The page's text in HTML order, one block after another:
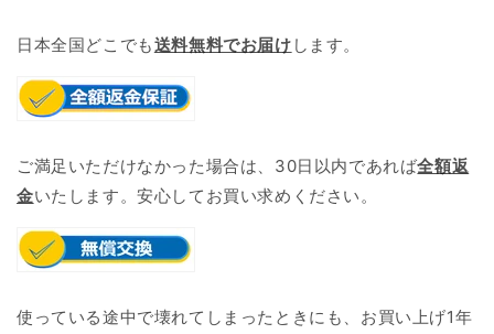
日本全国どこでも送料無料でお届け します。
ご満足いただけなかった場合は、30日以内であれば全額返
金いたします。安心してお買い求めください。
使っている途中で壊れてしまったときにも、お買い上げ1年